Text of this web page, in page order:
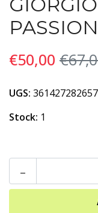
€50,00
UGS:
Stock: 1
-